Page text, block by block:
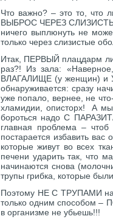
Что важно? – это то, что
ВЫБРОС ЧЕРЕЗ
ничего выплюнуть не
только через слизистые
Итак, ПЕРВЫЙ плацдарм
раз?! Из зала:
ВЛАГАЛИЩЕ (у женщин) и
обнаруживается: сразу
уже попало, вернее, не
хламидии, описторх! А
бороться надо С
главная проблема –
постарается избавить
которые живут во всех
печени ударить так, что
начинаются снова
трупы грибка, которые
Поэтому НЕ С ТРУПАМИ
только одним способом
в организме не убьешь!!!